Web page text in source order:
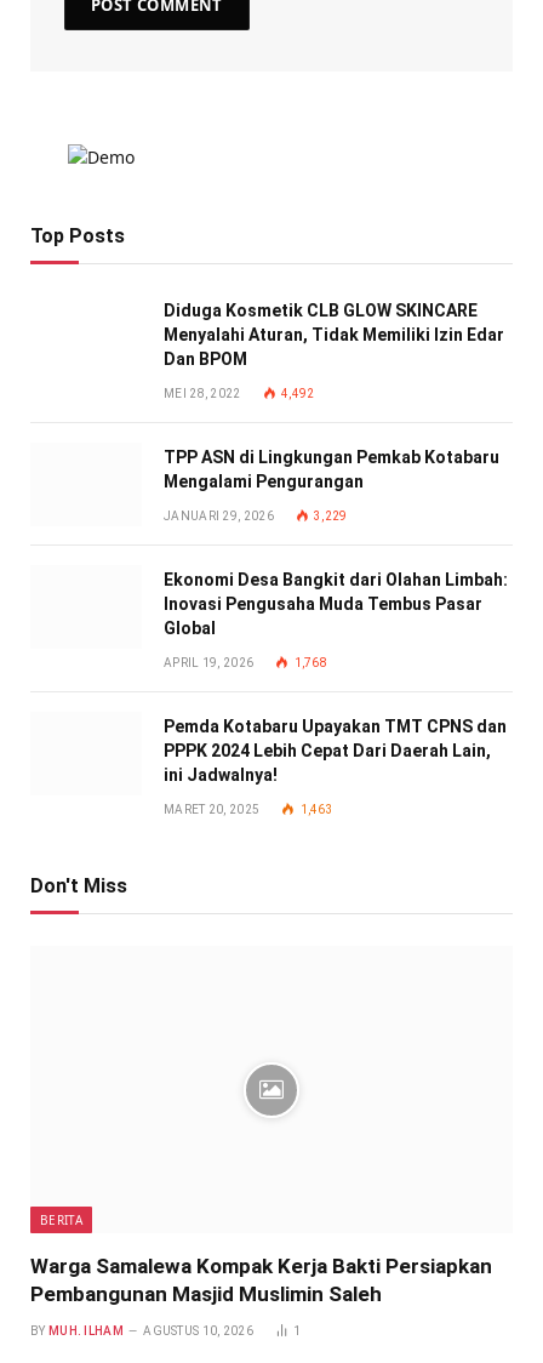
Top Posts
Diduga Kosmetik CLB GLOW SKINCARE
Menyalahi Aturan, Tidak Memiliki Izin Edar
Dan BPOM
MEI 28, 2022 4,492
TPP ASN di Lingkungan Pemkab Kotabaru
Mengalami Pengurangan
JANUARI 29, 2026 3,229
Ekonomi Desa Bangkit dari Olahan Limbah:
Inovasi Pengusaha Muda Tembus Pasar
Global
APRIL 19, 2026 1,768
Pemda Kotabaru Upayakan TMT CPNS dan
PPPK 2024 Lebih Cepat Dari Daerah Lain,
ini Jadwalnya!
MARET 20, 2025 1,463
Don't Miss
BERITA
Warga Samalewa Kompak Kerja Bakti Persiapkan
Pembangunan Masjid Muslimin Saleh
BY MUH. ILHAM AGUSTUS 10, 2026 1